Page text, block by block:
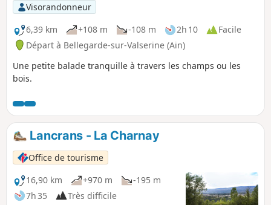
Visorandonneur
6,39 km
+108 m -108 m 2h 10
Facile
Départ à Bellegarde-sur-Valserine (Ain)
Une petite balade tranquille à travers les champs ou les
bois.
Lancrans - La Charnay
Office de tourisme
16,90 km
+970 m
-195 m
7h 35
Très difficile